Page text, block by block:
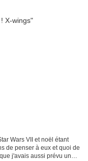
Wars VII et noël étant
de penser à eux et quoi de
j'avais aussi prévu une